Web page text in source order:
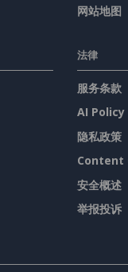
网站地图
法律
服务条款
AI Policy
隐私政策
Content
安全概述
举报投诉